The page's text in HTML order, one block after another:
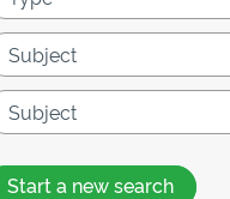
Start a new search